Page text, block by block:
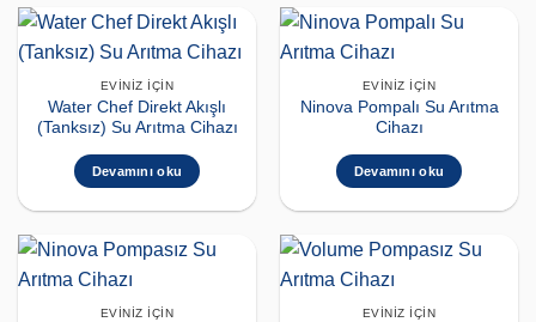
EVINIZ İÇIN
Water Chef Direkt Akışlı
(Tanksız) Su Arıtma Cihazı
Devamını oku
EVINIZ İÇIN
Ninova Pompalı Su Arıtma
Cihazı
Devamını oku
EVINIZ İÇIN EVINIZ İÇIN